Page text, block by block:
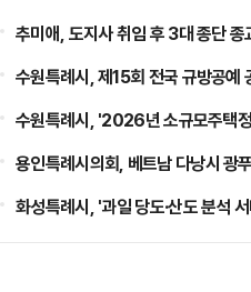
추미애, 도지사 취임 후 3대 종단
수원특례시, 제15회 전국 규방공예
수원특례시, '2026년 소규모주택
용인특례시의회, 베트남 다낭시 광
화성특례시, '과일 당도·산도 분석